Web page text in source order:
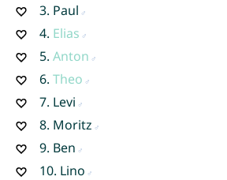
3. Paul
4. Elias
5. Anton
6. Theo
7. Levi
8. Moritz
9. Ben
10. Lino